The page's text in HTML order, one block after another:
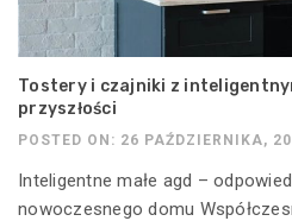
Tostery i czajniki z
przyszłości
POSTED ON: 26 PAŹDZIERNIKA,
Inteligentne małe agd –
nowoczesnego domu